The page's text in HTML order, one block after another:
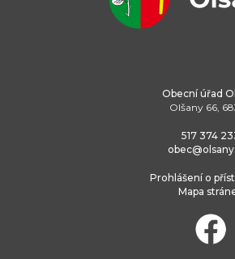
Obecní úřad
Olšany 66,
517 374
Prohlášení o
Mapa